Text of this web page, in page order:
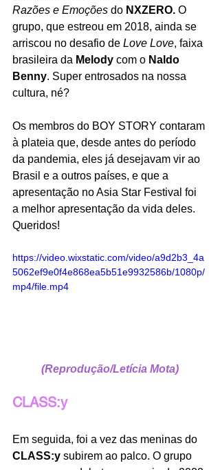
Razões e Emoções do NXZERO. O
grupo, que estreou em 2018, ainda se
arriscou no desafio de Love Love, faixa
brasileira da Melody com o Naldo
Benny. Super entrosados na nossa
cultura, né?
Os membros do BOY STORY contaram
à plateia que, desde antes do período
da pandemia, eles já desejavam vir ao
Brasil e a outros países, e que a
apresentação no Asia Star Festival foi
a melhor apresentação da vida deles.
Queridos!
https://video.wixstatic.com/video/a9d2b3_4a
5062ef9e0f4e868ea5b51e9932586b/1080p/
mp4/file.mp4
(Reprodução/Letícia Mota)
CLASS:y
Em seguida, foi a vez das meninas do
CLASS:y subirem ao palco. O grupo